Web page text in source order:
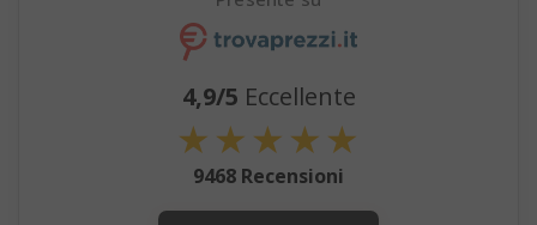
4,9/5 Eccellente
★★★★★
9468 Recensioni
mage-cache-sessid